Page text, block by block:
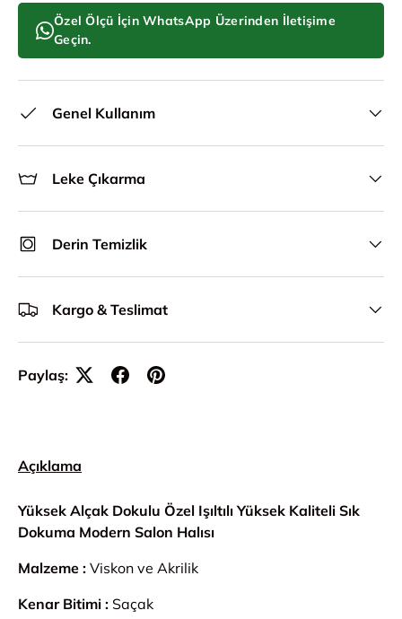
Özel Ölçü İçin WhatsApp Üzerinden İletişime
Geçin.
Genel Kullanım
Leke Çıkarma
Derin Temizlik
Kargo & Teslimat
Paylaş:
Açıklama
Yüksek Alçak Dokulu Özel Işıltılı Yüksek Kaliteli Sık
Dokuma Modern Salon Halısı
Malzeme : Viskon ve Akrilik
Kenar Bitimi : Saçak